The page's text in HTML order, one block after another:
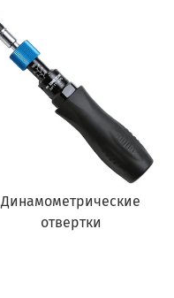
Динамометрические
отвертки